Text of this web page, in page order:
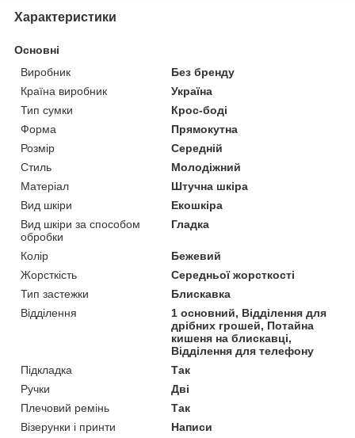
Характеристики
Основні
Виробник
Без бренду
Країна виробник
Україна
Тип сумки
Крос-боді
Форма
Прямокутна
Розмір
Середній
Стиль
Молодіжний
Матеріал
Штучна шкіра
Вид шкіри
Екошкіра
Вид шкіри за способом
обробки
Гладка
Колір
Бежевий
Жорсткість
Середньої жорсткості
Тип застежки
Блискавка
Відділення
1 основний, Відділення для
дрібних грошей, Потайна
кишеня на блискавці,
Відділення для телефону
Підкладка
Так
Ручки
Дві
Плечовий ремінь
Так
Візерунки і принти
Написи